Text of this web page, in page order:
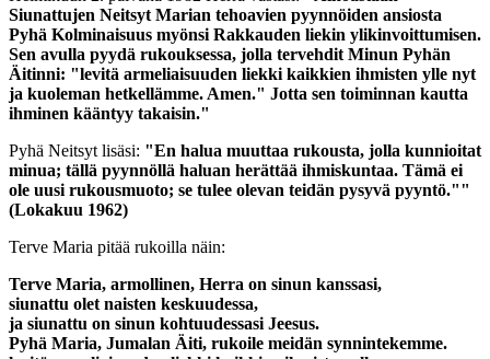
Siunattujen Neitsyt Marian tehoavien pyynnöiden ansiosta
Pyhä Kolminaisuus myönsi Rakkauden liekin ylikinvoittumisen.
Sen avulla pyydä rukouksessa, jolla tervehdit Minun Pyhän
Äitinni: "levitä armeliaisuuden liekki kaikkien ihmisten ylle nyt
ja kuoleman hetkellämme. Amen." Jotta sen toiminnan kautta
ihminen kääntyy takaisin."
Pyhä Neitsyt lisäsi: "En halua muuttaa rukousta, jolla kunnioitat
minua; tällä pyynnöllä haluan herättää ihmiskuntaa. Tämä ei
ole uusi rukousmuoto; se tulee olevan teidän pysyvä pyyntö.""
(Lokakuu 1962)
Terve Maria pitää rukoilla näin:
Terve Maria, armollinen, Herra on sinun kanssasi,
siunattu olet naisten keskuudessa,
ja siunattu on sinun kohtuudessasi Jeesus.
Pyhä Maria, Jumalan Äiti, rukoile meidän synnintekemme.